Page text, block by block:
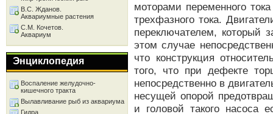
моторами переменного
трехфазного тока.
переключателем, который
этом случае
что конструкция
того, что при дефекте
непосредственно в
несущей опорой
и головой такого насоса
В.С. Жданов.
Аквариумные растения
С.М. Кочетов.
Аквариум
Энциклопедия
Воспаление желудочно-
кишечного тракта
Вылавливание рыб из аквариума
Гидра